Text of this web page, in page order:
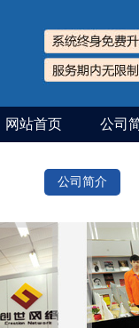
网站首页 公司
公司简介